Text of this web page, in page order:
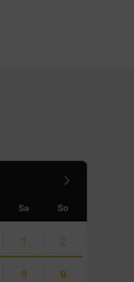
Sa So
1 2
8 9